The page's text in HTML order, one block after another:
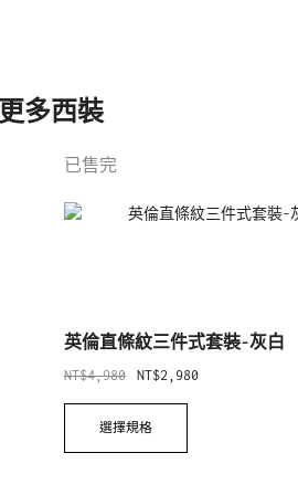
更多西裝
已售完
英倫直條紋三件式套裝-灰白
NT$4,980 NT$2,980
選擇規格